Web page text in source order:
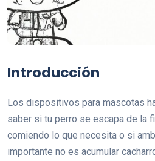
Introducción
Los dispositivos para mascotas
saber si tu perro se escapa de la
comiendo lo que necesita o si
importante no es acumular